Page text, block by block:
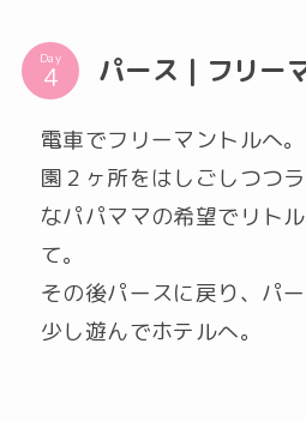
Day パース｜フリー
電車でフリーマントルへ
園２ヶ所をはしごしつつ
なパパママの希望でリト
て。
その後パースに戻り、パ
少し遊んでホテルへ。